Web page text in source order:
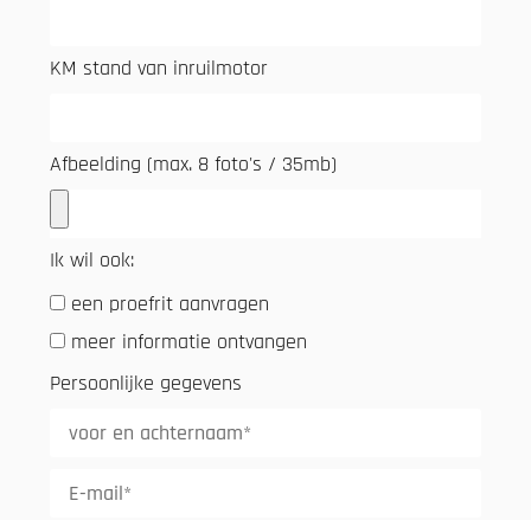
KM stand van inruilmotor
Afbeelding (max. 8 foto's / 35mb)
Ik wil ook:
een proefrit aanvragen
meer informatie ontvangen
Persoonlijke gegevens